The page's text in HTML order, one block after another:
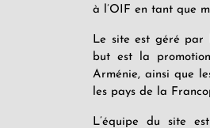
à l’OIF en tant que
Le site est géré par
but est la
Arménie, ainsi que
les pays de la
L’équipe du site